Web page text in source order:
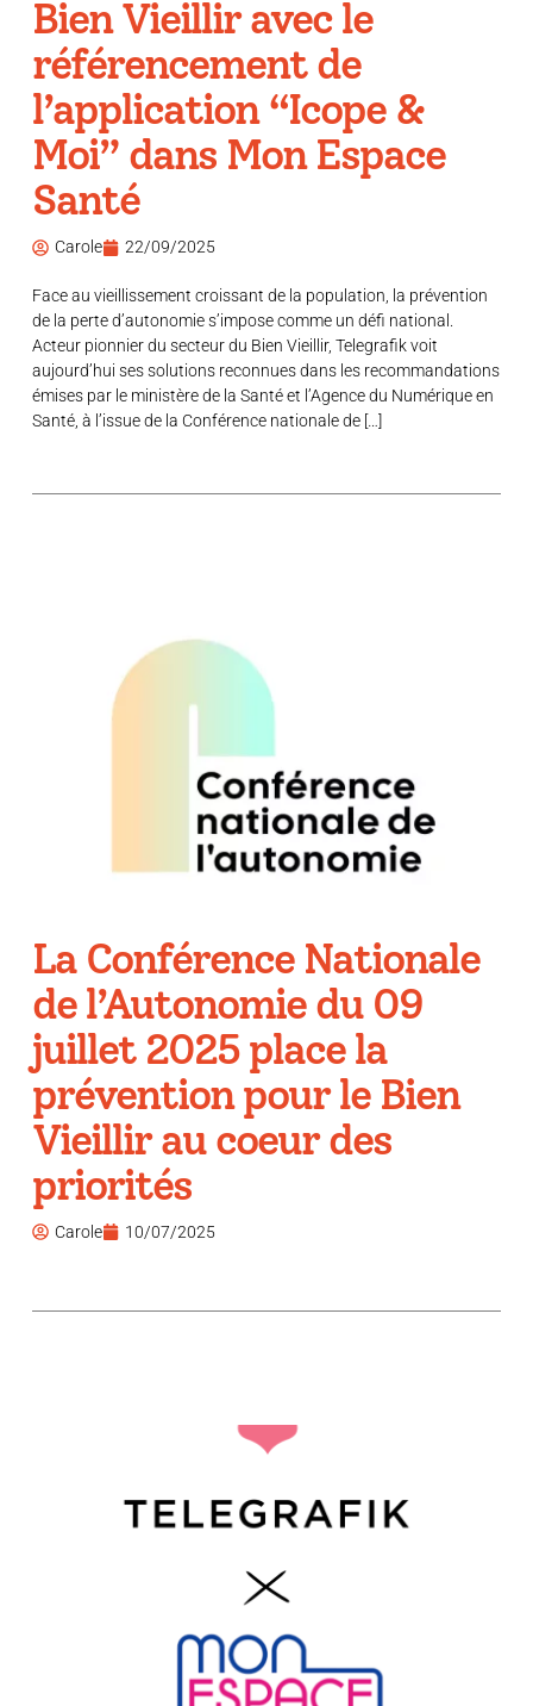
Bien Vieillir avec le
référencement de
l’application “Icope &
Moi” dans Mon Espace
Santé
Carole 22/09/2025
Face au vieillissement croissant de la population, la prévention
de la perte d’autonomie s’impose comme un défi national.
Acteur pionnier du secteur du Bien Vieillir, Telegrafik voit
aujourd’hui ses solutions reconnues dans les recommandations
émises par le ministère de la Santé et l’Agence du Numérique en
Santé, à l’issue de la Conférence nationale de […]
La Conférence Nationale
de l’Autonomie du 09
juillet 2025 place la
prévention pour le Bien
Vieillir au coeur des
priorités
Carole 10/07/2025